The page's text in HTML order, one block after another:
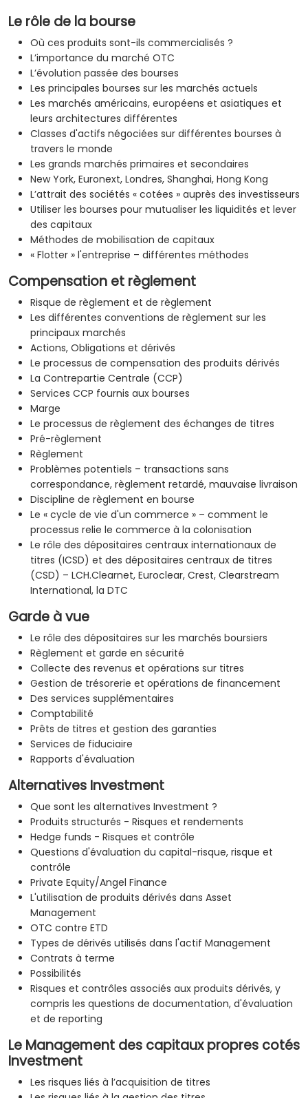
Le rôle de la bourse
Où ces produits sont-ils commercialisés ?
L’importance du marché OTC
L’évolution passée des bourses
Les principales bourses sur les marchés actuels
Les marchés américains, européens et asiatiques et
leurs architectures différentes
Classes d'actifs négociées sur différentes bourses à
travers le monde
Les grands marchés primaires et secondaires
New York, Euronext, Londres, Shanghai, Hong Kong
L’attrait des sociétés « cotées » auprès des investisseurs
Utiliser les bourses pour mutualiser les liquidités et lever
des capitaux
Méthodes de mobilisation de capitaux
« Flotter » l'entreprise – différentes méthodes
Compensation et règlement
Risque de règlement et de règlement
Les différentes conventions de règlement sur les
principaux marchés
Actions, Obligations et dérivés
Le processus de compensation des produits dérivés
La Contrepartie Centrale (CCP)
Services CCP fournis aux bourses
Marge
Le processus de règlement des échanges de titres
Pré-règlement
Règlement
Problèmes potentiels – transactions sans
correspondance, règlement retardé, mauvaise livraison
Discipline de règlement en bourse
Le « cycle de vie d'un commerce » – comment le
processus relie le commerce à la colonisation
Le rôle des dépositaires centraux internationaux de
titres (ICSD) et des dépositaires centraux de titres
(CSD) – LCH.Clearnet, Euroclear, Crest, Clearstream
International, la DTC
Garde à vue
Le rôle des dépositaires sur les marchés boursiers
Règlement et garde en sécurité
Collecte des revenus et opérations sur titres
Gestion de trésorerie et opérations de financement
Des services supplémentaires
Comptabilité
Prêts de titres et gestion des garanties
Services de fiduciaire
Rapports d'évaluation
Alternatives Investment
Que sont les alternatives Investment ?
Produits structurés - Risques et rendements
Hedge funds - Risques et contrôle
Questions d'évaluation du capital-risque, risque et
contrôle
Private Equity/Angel Finance
L'utilisation de produits dérivés dans Asset
Management
OTC contre ETD
Types de dérivés utilisés dans l'actif Management
Contrats à terme
Possibilités
Risques et contrôles associés aux produits dérivés, y
compris les questions de documentation, d'évaluation
et de reporting
Le Management des capitaux propres cotés
Investment
Les risques liés à l’acquisition de titres